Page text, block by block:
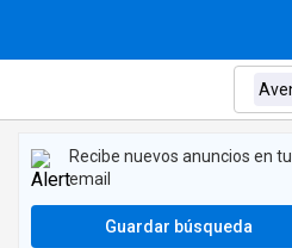
Recibe nuevos anuncios en tu
email
Guardar búsqueda